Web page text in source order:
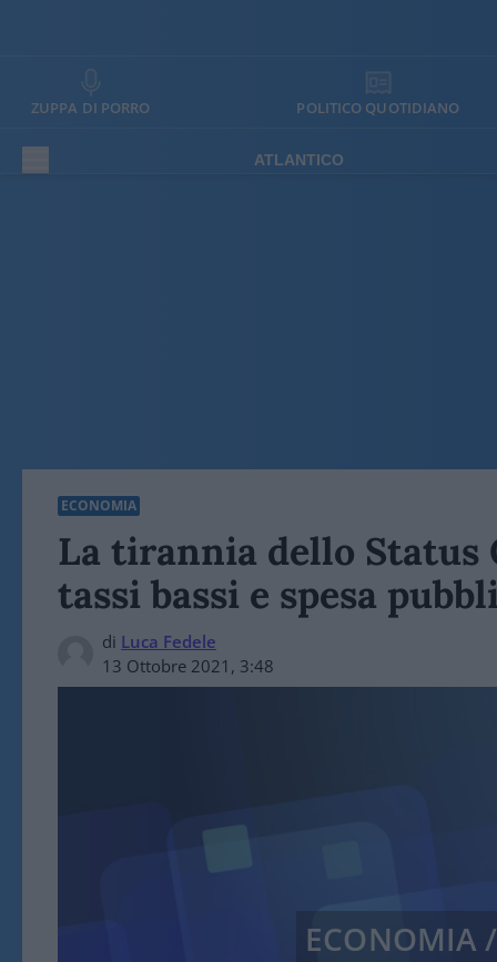
ZUPPA DI PORRO POLITICO QUOTIDIANO
ATLANTICO
ECONOMIA
La tirannia dello Status
tassi bassi e spesa
di Luca Fedele
13 Ottobre 2021, 3:48
ECONOMIA